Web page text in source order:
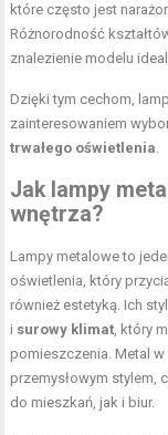
które często jest
Różnorodność
znalezienie modelu
Dzięki tym cechom,
zainteresowaniem
trwałego oświetlenia.
Jak lampy
wnętrza?
Lampy metalowe to
oświetlenia, który
również estetyką. Ich
i surowy klimat, który
pomieszczenia. Metal
przemysłowym stylem,
do mieszkań, jak i biur.